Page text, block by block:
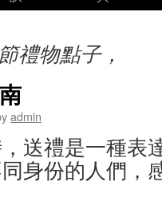
禮物點子，
admin
送禮是一種表
身份的人們，